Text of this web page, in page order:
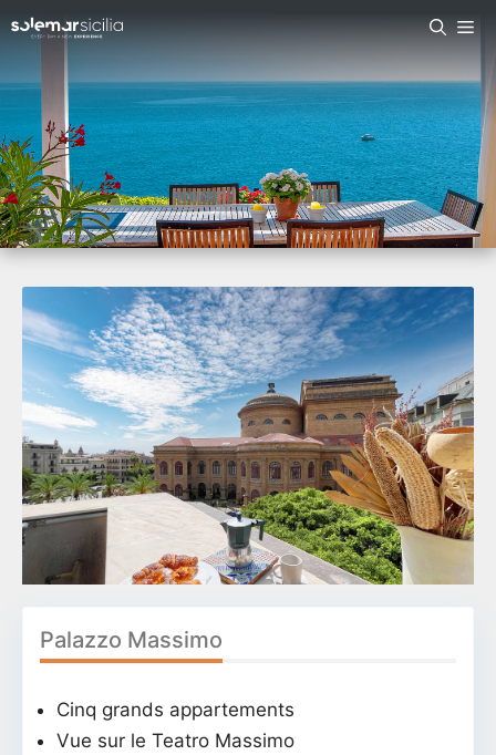
Palazzo Massimo
Cinq grands appartements
Vue sur le Teatro Massimo